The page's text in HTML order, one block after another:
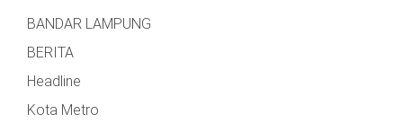
BANDAR LAMPUNG
BERITA
Headline
Kota Metro